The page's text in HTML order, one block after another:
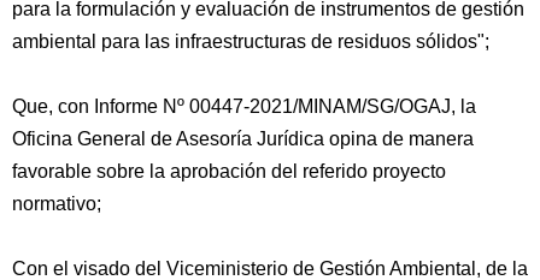
para la formulación y evaluación de instrumentos de gestión
ambiental para las infraestructuras de residuos sólidos";
Que, con Informe Nº 00447-2021/MINAM/SG/OGAJ, la
Oficina General de Asesoría Jurídica opina de manera
favorable sobre la aprobación del referido proyecto
normativo;
Con el visado del Viceministerio de Gestión Ambiental, de la